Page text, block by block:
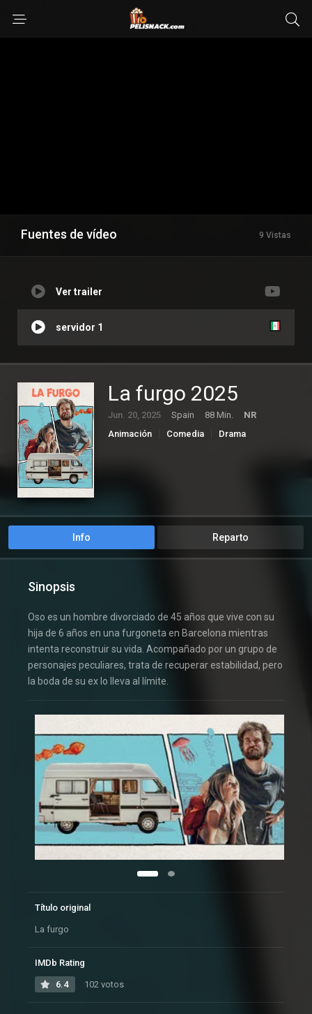
Fuentes de vídeo 9 Vistas
Ver trailer
servidor 1
La furgo 2025
Jun. 20, 2025 Spain 88 Min.
NR
Animación
Comedia Drama
Info Reparto
Sinopsis
Oso es un hombre divorciado de 45 años que vive con su
hija de 6 años en una furgoneta en Barcelona mientras
intenta reconstruir su vida. Acompañado por un grupo de
personajes peculiares, trata de recuperar estabilidad, pero
la boda de su ex lo lleva al límite.
Título original
La furgo
IMDb Rating
6.4 102 votos